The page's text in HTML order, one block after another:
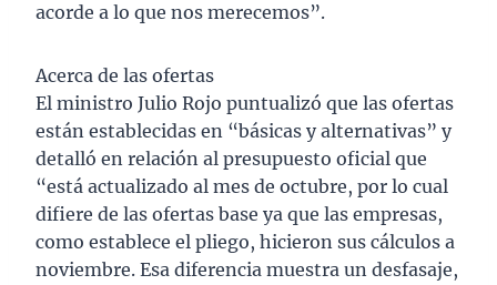
acorde a lo que nos merecemos”.
Acerca de las ofertas
El ministro Julio Rojo puntualizó que las ofertas
están establecidas en “básicas y alternativas” y
detalló en relación al presupuesto oficial que
“está actualizado al mes de octubre, por lo cual
difiere de las ofertas base ya que las empresas,
como establece el pliego, hicieron sus cálculos a
noviembre. Esa diferencia muestra un desfasaje,